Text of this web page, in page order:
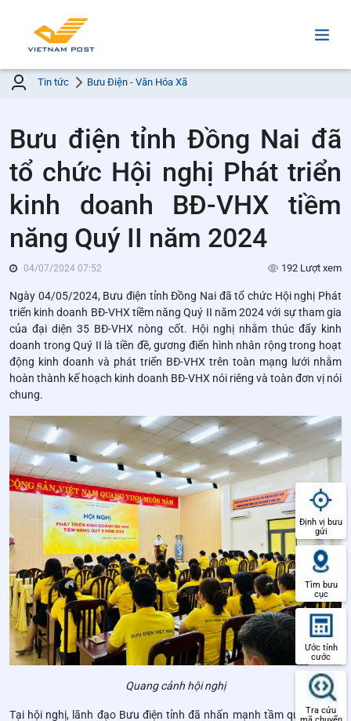
Tin tức Bưu Điện - Văn Hóa Xã
Bưu điện tỉnh Đồng Nai đã
tổ chức Hội nghị Phát triển
kinh doanh BĐ-VHX tiềm
năng Quý II năm 2024
04/07/2024 07:52 192 Lượt xem
Ngày 04/05/2024, Bưu điện tỉnh Đồng Nai đã tổ chức Hội nghị Phát
triển kinh doanh BĐ-VHX tiềm năng Quý II năm 2024 với sự tham gia
của đại diện 35 BĐ-VHX nòng cốt. Hội nghị nhằm thúc đẩy kinh
doanh trong Quý II là tiền đề, gương điển hình nhân rộng trong hoạt
động kinh doanh và phát triển BĐ-VHX trên toàn mạng lưới nhằm
hoàn thành kế hoạch kinh doanh BĐ-VHX nói riêng và toàn đơn vị nói
chung.
Quang cảnh hội nghị
Tại hội nghị, lãnh đạo Bưu điện tỉnh đã nhấn mạnh tầm quan trọng
Định vị bưu
gửi
Tìm bưu
cục
Ước tính
cước
Tra cứu